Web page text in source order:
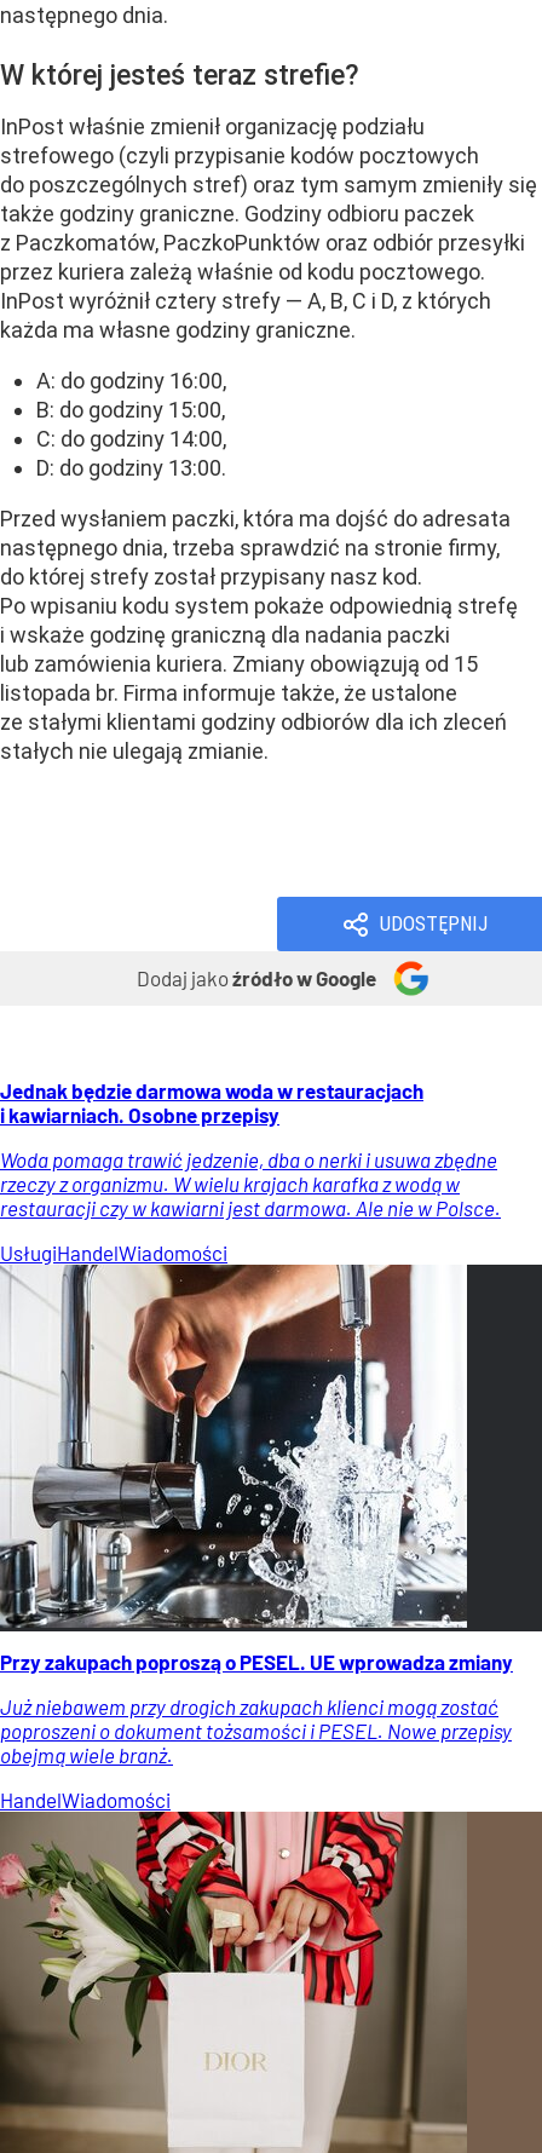
następnego dnia.
W której jesteś teraz strefie?
InPost właśnie zmienił organizację podziału
strefowego (czyli przypisanie kodów pocztowych
do poszczególnych stref) oraz tym samym zmieniły się
także godziny graniczne. Godziny odbioru paczek
z Paczkomatów, PaczkoPunktów oraz odbiór przesyłki
przez kuriera zależą właśnie od kodu pocztowego.
InPost wyróżnił cztery strefy — A, B, C i D, z których
każda ma własne godziny graniczne.
A: do godziny 16:00,
B: do godziny 15:00,
C: do godziny 14:00,
D: do godziny 13:00.
Przed wysłaniem paczki, która ma dojść do adresata
następnego dnia, trzeba sprawdzić na stronie firmy,
do której strefy został przypisany nasz kod.
Po wpisaniu kodu system pokaże odpowiednią strefę
i wskaże godzinę graniczną dla nadania paczki
lub zamówienia kuriera. Zmiany obowiązują od 15
listopada br. Firma informuje także, że ustalone
ze stałymi klientami godziny odbiorów dla ich zleceń
stałych nie ulegają zmianie.
UDOSTĘPNIJ
Dodaj jakoźródło w Google
Jednak będzie darmowa woda w restauracjach
i kawiarniach. Osobne przepisy
Woda pomaga trawić jedzenie, dba o nerki i usuwa zbędne
rzeczy z organizmu. W wielu krajach karafka z wodą w
restauracji czy w kawiarni jest darmowa. Ale nie w Polsce.
UsługiHandelWiadomości
Przy zakupach poproszą o PESEL. UE wprowadza zmiany
Już niebawem przy drogich zakupach klienci mogą zostać
poproszeni o dokument tożsamości i PESEL. Nowe przepisy
obejmą wiele branż.
HandelWiadomości